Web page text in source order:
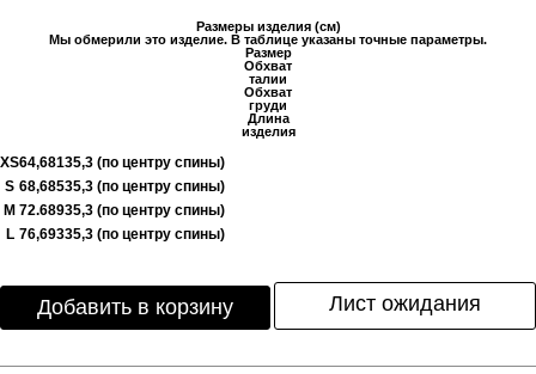
Размеры изделия (см)
Мы обмерили это изделие. В таблице указаны точные параметры.
Размер
Обхват
талии
Обхват
груди
Длина
изделия
XS64,68135,3 (по центру спины)
S 68,68535,3 (по центру спины)
M 72.68935,3 (по центру спины)
L 76,69335,3 (по центру спины)
Добавить в корзину Лист ожидания